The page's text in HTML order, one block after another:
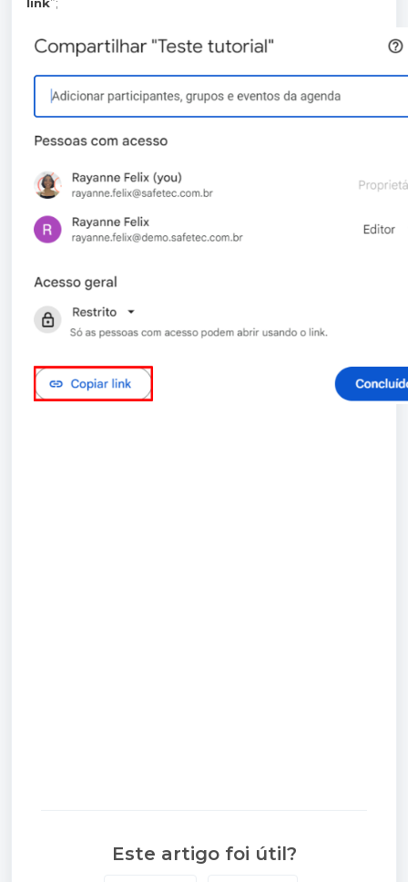
Este artigo foi útil?